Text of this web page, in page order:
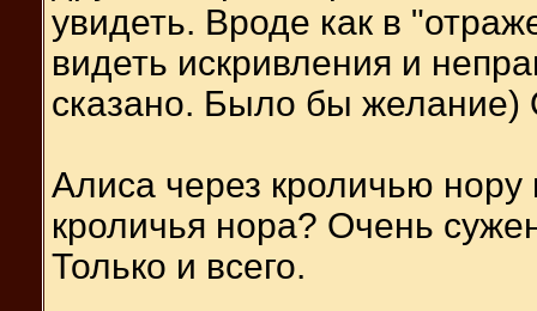
увидеть. Вроде как в
видеть искривления и
сказано. Было бы желание)
Алиса через кроличью нору
кроличья нора? Очень
Только и всего.